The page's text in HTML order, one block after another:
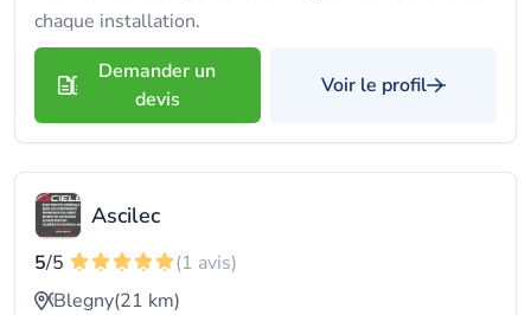
chaque installation.
Demander un
devis
Voir le profil
Ascilec
5/5
(1 avis)
Blegny(21 km)